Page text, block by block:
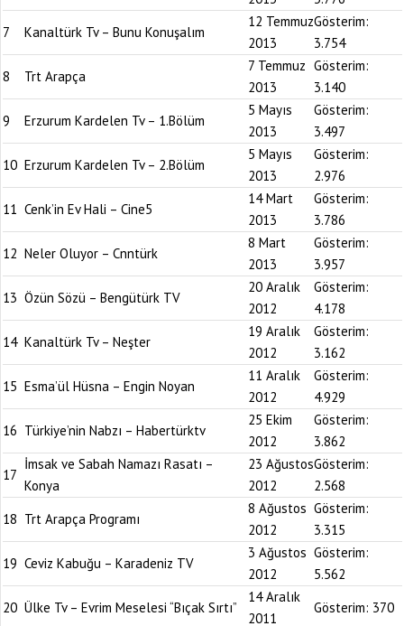
7
Kanaltürk Tv – Bunu Konuşalım
12 Temmuz
2013
Gösterim:
3.754
8
Trt Arapça
7 Temmuz
2013
Gösterim:
3.140
9
Erzurum Kardelen Tv – 1.Bölüm
5 Mayıs
2013
Gösterim:
3.497
10 Erzurum Kardelen Tv – 2.Bölüm
5 Mayıs
2013
Gösterim:
2.976
11 Cenk’in Ev Hali – Cine5
14 Mart
2013
Gösterim:
3.786
12 Neler Oluyor – Cnntürk
8 Mart
2013
Gösterim:
3.957
13 Özün Sözü – Bengütürk TV
20 Aralık
2012
Gösterim:
4.178
14 Kanaltürk Tv – Neşter
19 Aralık
2012
Gösterim:
3.162
15 Esma’ül Hüsna – Engin Noyan
11 Aralık
2012
Gösterim:
4.929
16 Türkiye’nin Nabzı – Habertürktv
25 Ekim
2012
Gösterim:
3.862
17
İmsak ve Sabah Namazı Rasatı –
Konya
23 Ağustos
2012
Gösterim:
2.568
18 Trt Arapça Programı
8 Ağustos
2012
Gösterim:
3.315
19 Ceviz Kabuğu – Karadeniz TV
3 Ağustos
2012
Gösterim:
5.562
20 Ülke Tv – Evrim Meselesi “Bıçak Sırtı”
14 Aralık
2011
Gösterim: 370